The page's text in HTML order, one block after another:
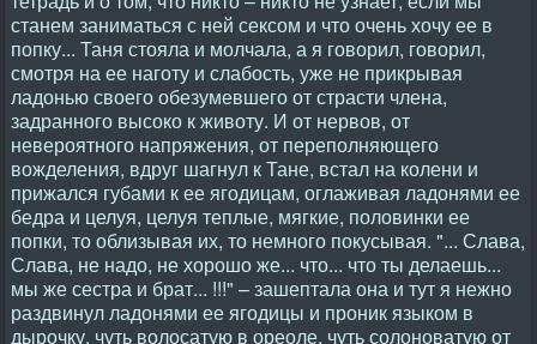
станем заниматься с ней сексом и что очень хочу ее в
попку... Таня стояла и молчала, а я говорил, говорил,
смотря на ее наготу и слабость, уже не прикрывая
ладонью своего обезумевшего от страсти члена,
задранного высоко к животу. И от нервов, от
невероятного напряжения, от переполняющего
вожделения, вдруг шагнул к Тане, встал на колени и
прижался губами к ее ягодицам, оглаживая ладонями ее
бедра и целуя, целуя теплые, мягкие, половинки ее
попки, то облизывая их, то немного покусывая. "... Слава,
Слава, не надо, не хорошо же... что... что ты делаешь...
мы же сестра и брат... !!!" – зашептала она и тут я нежно
раздвинул ладонями ее ягодицы и проник языком в
дырочку, чуть волосатую в ореоле, чуть солоноватую от